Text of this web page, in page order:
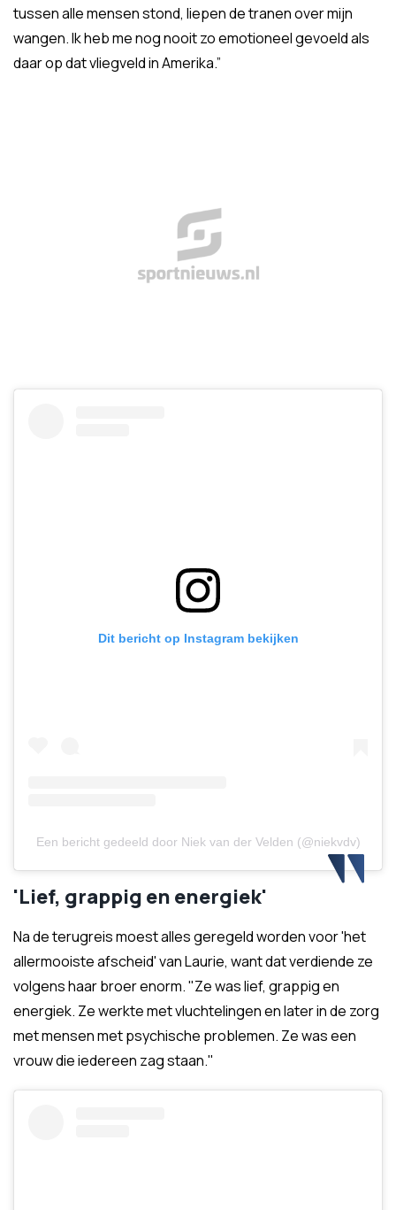
tussen alle mensen stond, liepen de tranen over mijn
wangen. Ik heb me nog nooit zo emotioneel gevoeld als
daar op dat vliegveld in Amerika.”
Dit bericht op Instagram bekijken
Een bericht gedeeld door Niek van der Velden (@niekvdv)
'Lief, grappig en energiek'
Na de terugreis moest alles geregeld worden voor 'het
allermooiste afscheid' van Laurie, want dat verdiende ze
volgens haar broer enorm. "Ze was lief, grappig en
energiek. Ze werkte met vluchtelingen en later in de zorg
met mensen met psychische problemen. Ze was een
vrouw die iedereen zag staan."